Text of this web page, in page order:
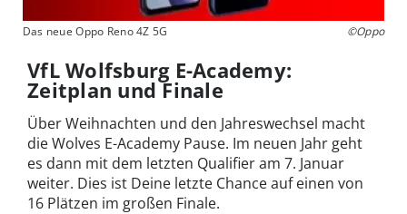
Das neue Oppo Reno 4Z 5G ©Oppo
VfL Wolfsburg E-Academy:
Zeitplan und Finale
Über Weihnachten und den Jahreswechsel macht
die Wolves E-Academy Pause. Im neuen Jahr geht
es dann mit dem letzten Qualifier am 7. Januar
weiter. Dies ist Deine letzte Chance auf einen von
16 Plätzen im großen Finale.